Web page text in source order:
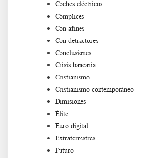
Coches eléctricos
Cómplices
Con afines
Con detractores
Conclusiones
Crisis bancaria
Cristianismo
Cristianismo contemporáneo
Dimisiones
Élite
Euro digital
Extraterrestres
Futuro